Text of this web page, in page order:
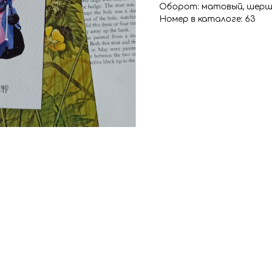
Оборот: матовый,
Номер в каталоге: 63